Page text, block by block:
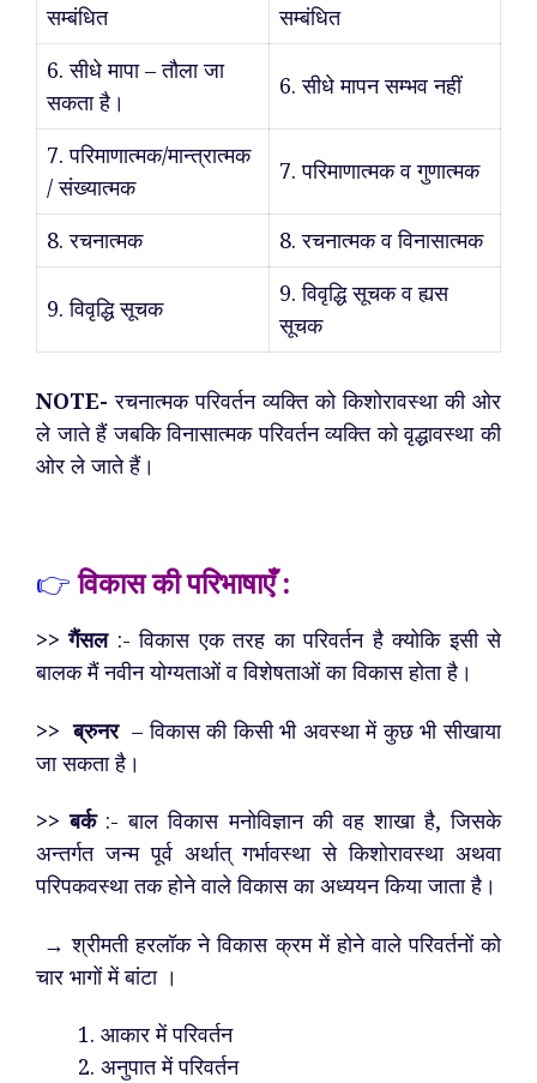
सम्बंधित
सम्बंधित
6. सीधे मापा – तौला जा
सकता है।
6. सीधे मापन सम्भव नहीं
7. परिमाणात्मक/मान्त्रात्मक
/ संख्यात्मक
7. परिमाणात्मक व गुणात्मक
8. रचनात्मक 8. रचनात्मक व विनासात्मक
9. विवृद्धि सूचक
9. विवृद्धि सूचक व ह्यस
सूचक
NOTE- रचनात्मक परिवर्तन व्यक्ति को किशोरावस्था की ओर
ले जाते हैं जबकि विनासात्मक परिवर्तन व्यक्ति को वृद्धावस्था की
ओर ले जाते हैं।
👉विकास की परिभाषाएँ :
>> गैंसल:- विकास एक तरह का परिवर्तन है क्योकि इसी से
बालक मैं नवीन योग्यताओं व विशेषताओं का विकास होता है।
>> ब्रुनर– विकास की किसी भी अवस्था में कुछ भी सीखाया
जा सकता है।
>> बर्क:- बाल विकास मनोविज्ञान की वह शाखा है, जिसके
अन्तर्गत जन्म पूर्व अर्थात् गर्भावस्था से किशोरावस्था अथवा
परिपकवस्था तक होने वाले विकास का अध्ययन किया जाता है।
→ श्रीमती हरलॉक ने विकास क्रम में होने वाले परिवर्तनों को
चार भागों में बांटा ।
आकार में परिवर्तन
अनुपात में परिवर्तन